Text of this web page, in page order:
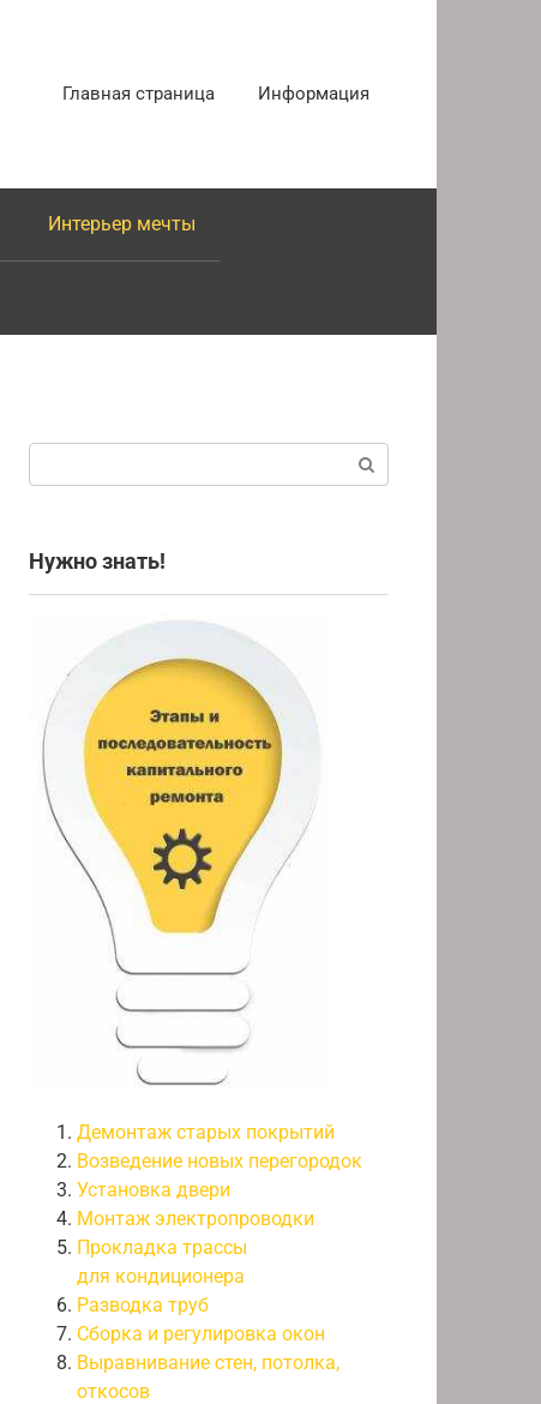
Главная страница Информация
Интерьер мечты
Нужно знать!
Демонтаж старых покрытий
Возведение новых перегородок
Установка двери
Монтаж электропроводки
Прокладка трассы
для кондиционера
Разводка труб
Сборка и регулировка окон
Выравнивание стен, потолка,
откосов